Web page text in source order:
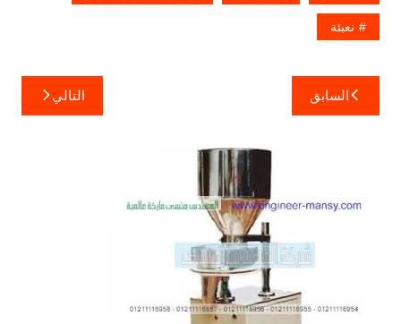
نعبئة
تصفّح
المقالات
السابق التالي